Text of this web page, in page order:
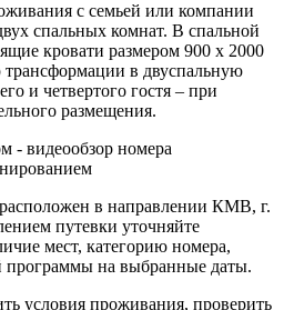
с семьей или компании
спальных комнат. В спальной
кровати размером 900 х 2000
в двуспальную
и четвертого гостя – при
размещения.
расположен в направлении КМВ, г.
путевки уточняйте
мест, категорию номера,
программы на выбранные даты.
условия проживания, проверить